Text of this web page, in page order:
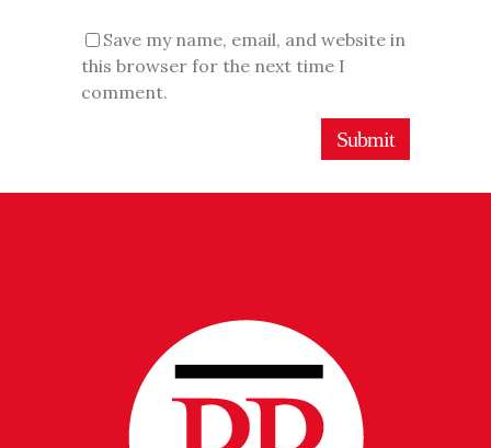
Save my name, email, and website in
this browser for the next time I
comment.